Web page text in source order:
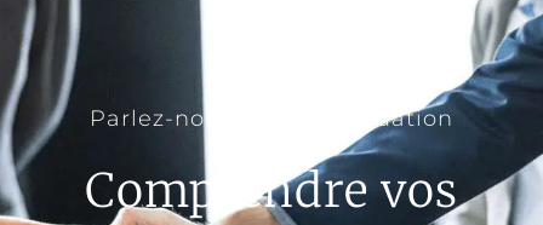
Parlez-nous de votre situation
Comprendre vos